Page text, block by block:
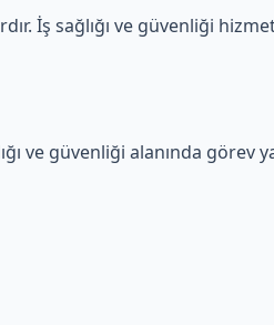
İş sağlığı ve güvenliği
ve güvenliği alanında görev